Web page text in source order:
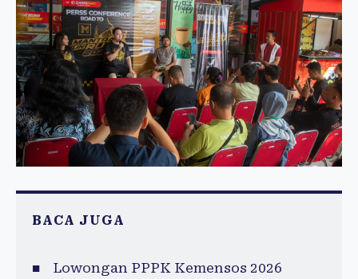
BACA JUGA
Lowongan PPPK Kemensos 2026